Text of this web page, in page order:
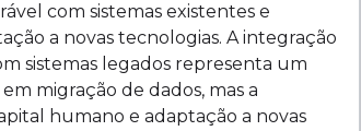
com sistemas existentes e
a novas tecnologias. A integração
sistemas legados representa um
migração de dados, mas a
humano e adaptação a novas